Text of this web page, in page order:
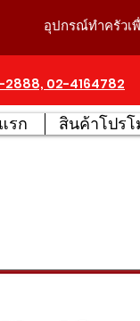
อุปกรณ์ทำครัวเ
2888, 02-4164782
รก สินค้าโปร